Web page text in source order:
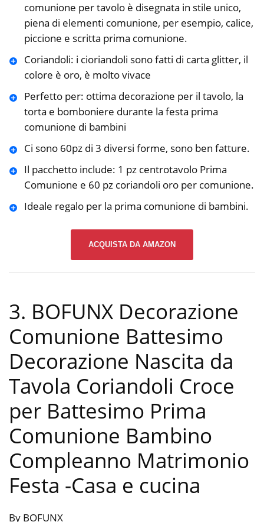
comunione per tavolo è disegnata in stile unico,
piena di elementi comunione, per esempio, calice,
piccione e scritta prima comunione.
Coriandoli: i cioriandoli sono fatti di carta glitter, il
colore è oro, è molto vivace
Perfetto per: ottima decorazione per il tavolo, la
torta e bomboniere durante la festa prima
comunione di bambini
Ci sono 60pz di 3 diversi forme, sono ben fatture.
Il pacchetto include: 1 pz centrotavolo Prima
Comunione e 60 pz coriandoli oro per comunione.
Ideale regalo per la prima comunione di bambini.
ACQUISTA DA AMAZON
3. BOFUNX Decorazione
Comunione Battesimo
Decorazione Nascita da
Tavola Coriandoli Croce
per Battesimo Prima
Comunione Bambino
Compleanno Matrimonio
Festa -Casa e cucina
By BOFUNX